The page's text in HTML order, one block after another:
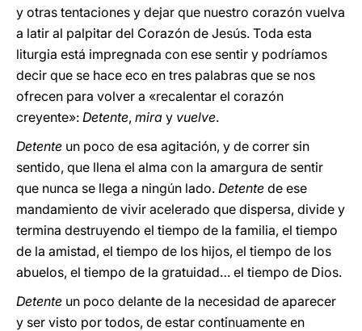
y otras tentaciones y dejar que nuestro corazón vuelva
a latir al palpitar del Corazón de Jesús. Toda esta
liturgia está impregnada con ese sentir y podríamos
decir que se hace eco en tres palabras que se nos
ofrecen para volver a «recalentar el corazón
creyente»: Detente, mira y vuelve.
Detente un poco de esa agitación, y de correr sin
sentido, que llena el alma con la amargura de sentir
que nunca se llega a ningún lado. Detente de ese
mandamiento de vivir acelerado que dispersa, divide y
termina destruyendo el tiempo de la familia, el tiempo
de la amistad, el tiempo de los hijos, el tiempo de los
abuelos, el tiempo de la gratuidad… el tiempo de Dios.
Detente un poco delante de la necesidad de aparecer
y ser visto por todos, de estar continuamente en